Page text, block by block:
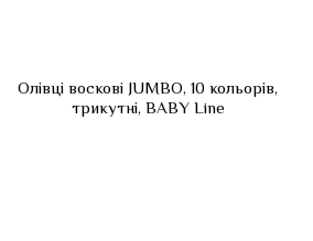
Олівці воскові JUMBO, 10 кольорів,
трикутні, BABY Line